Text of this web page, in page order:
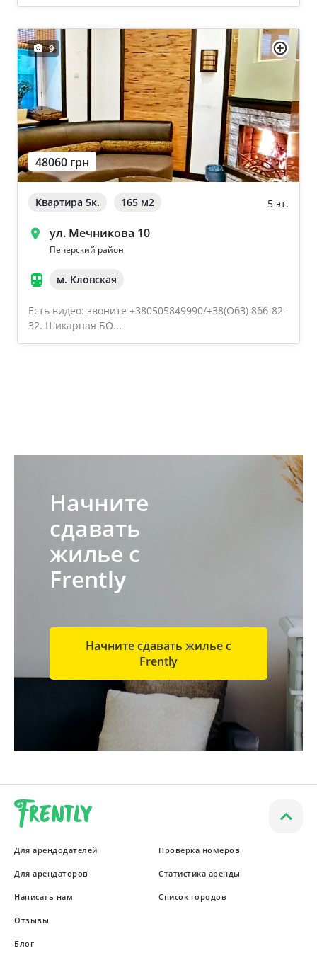
9
48060 грн
Квартира 5к. 165 м2 5 эт.
ул. Мечникова 10
Печерский район
м. Кловская
Есть видео: звоните +380505849990/+З8(OбЗ) 8бб-82-
З2. Шикарная БО...
Начните
сдавать
жилье с
Frently
Начните сдавать жилье с
Frently
Для арендодателей
Для арендаторов
Написать нам
Отзывы
Блог
Проверка номеров
Статистика аренды
Список городов